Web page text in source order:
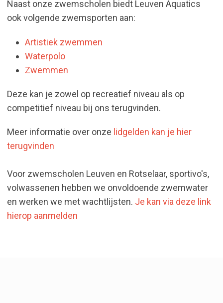
Naast onze zwemscholen biedt Leuven Aquatics
ook volgende zwemsporten aan:
Artistiek zwemmen
Waterpolo
Zwemmen
Deze kan je zowel op recreatief niveau als op
competitief niveau bij ons terugvinden.
Meer informatie over onze lidgelden kan je hier
terugvinden
Voor zwemscholen Leuven en Rotselaar, sportivo's,
volwassenen hebben we onvoldoende zwemwater
en werken we met wachtlijsten. Je kan via deze link
hierop aanmelden